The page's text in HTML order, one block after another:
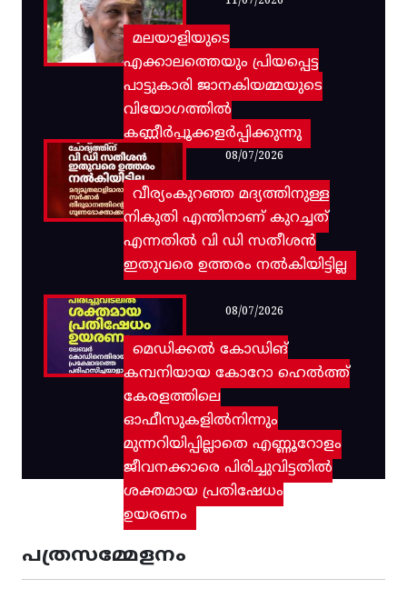
മലയാളിയുടെ
എക്കാലത്തെയും പ്രിയപ്പെട്ട
പാട്ടുകാരി ജാനകിയമ്മയുടെ
വിയോഗത്തിൽ
കണ്ണീർപ്പൂക്കളർപ്പിക്കുന്നു
വീര്യംകുറഞ്ഞ മദ്യത്തിനുള്ള
നികുതി എന്തിനാണ് കുറച്ചത്
എന്നതിൽ വി ഡി സതീശൻ
ഇതുവരെ ഉത്തരം നൽകിയിട്ടില്ല
08/07/2026
മെഡിക്കൽ കോഡിങ്
കമ്പനിയായ കോറോ ഹെൽത്ത്
കേരളത്തിലെ
ഓഫീസുകളിൽനിന്നും
മുന്നറിയിപ്പില്ലാതെ എണ്ണൂറോളം
ജീവനക്കാരെ പിരിച്ചുവിട്ടതിൽ‌
ശക്തമായ പ്രതിഷേധം
ഉയരണം
08/07/2026
പത്രസമ്മേളനം